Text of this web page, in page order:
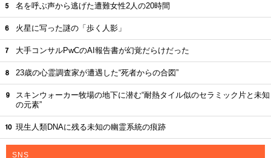
名を呼ぶ声から逃げた遭難女性2人の20時間
火星に写った謎の「歩く人影」
大手コンサルPwCのAI報告書が幻覚だらけだった
23歳の心霊調査家が遭遇した“死者からの合図”
スキンウォーカー牧場の地下に潜む“耐熱タイル似のセラミック片と未知
の元素”
現生人類DNAに残る未知の幽霊系統の痕跡
SNS